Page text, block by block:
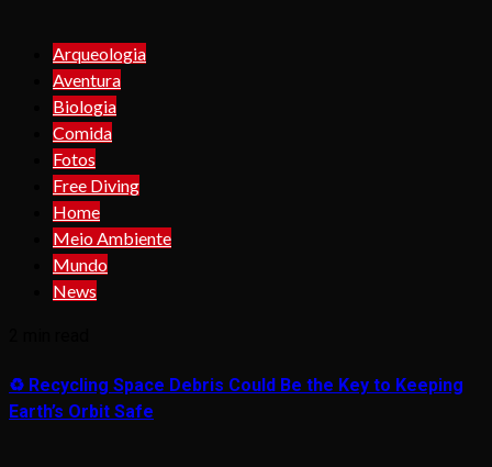
Arqueologia
Aventura
Biologia
Comida
Fotos
Free Diving
Home
Meio Ambiente
Mundo
News
♻️ Recycling Space Debris Could Be the Key to Keeping
Earth’s Orbit Safe